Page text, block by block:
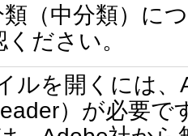
類（中分類）に
ださい。
ルを開くには
）が必要で